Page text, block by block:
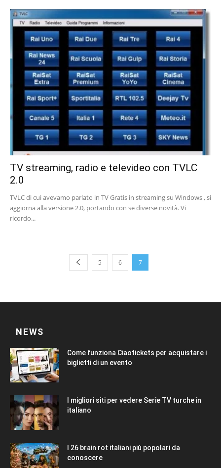
TV streaming, radio e televideo con TVLC
2.0
TVLC di cui avevamo parlato in TV Gratis in streaming su Windows , si
aggiorna alla versione 2.0, portando con se diverse novità. Vi
ricordo...
5 6 7
NEWS
Come funziona Ciaotickets per acquistare i
biglietti di un evento
I migliori siti per vedere Serie TV turche in
italiano
I 26 brain rot italiani più popolari da
conoscere